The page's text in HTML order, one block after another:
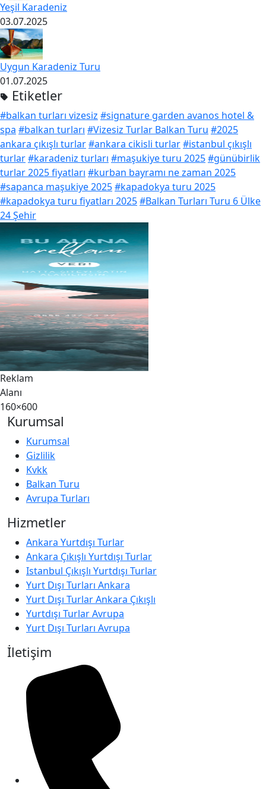
Yeşil Karadeniz
03.07.2025
Uygun Karadeniz Turu
01.07.2025
Etiketler
#balkan turları vizesiz #signature garden avanos hotel &
spa #balkan turları #Vizesiz Turlar Balkan Turu #2025
ankara çıkışlı turlar#ankara cikisli turlar#istanbul çıkışlı
turlar#karadeniz turları #maşukiye turu 2025#günübirlik
turlar 2025 fiyatları #kurban bayramı ne zaman 2025
#sapanca maşukiye 2025#kapadokya turu 2025
#kapadokya turu fiyatları 2025#Balkan Turları Turu 6 Ülke
24 Şehir
Reklam
Alanı
160×600
Kurumsal
Kurumsal
Gizlilik
Kvkk
Balkan Turu
Avrupa Turları
Hizmetler
Ankara Yurtdışı Turlar
Ankara Çıkışlı Yurtdışı Turlar
Istanbul Çıkışlı Yurtdışı Turlar
Yurt Dışı Turları Ankara
Yurt Dışı Turlar Ankara Çıkışlı
Yurtdışı Turlar Avrupa
Yurt Dışı Turları Avrupa
İletişim